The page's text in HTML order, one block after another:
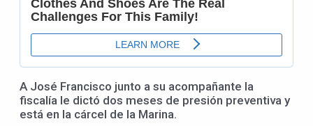
A José Francisco junto a su acompañante la
fiscalía le dictó dos meses de presión preventiva y
está en la cárcel de la Marina.